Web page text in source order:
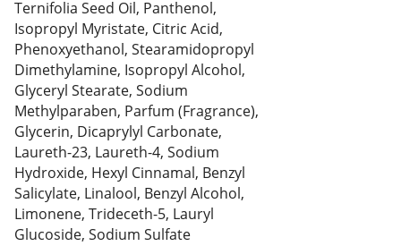
Ternifolia Seed Oil, Panthenol,
Isopropyl Myristate, Citric Acid,
Phenoxyethanol, Stearamidopropyl
Dimethylamine, Isopropyl Alcohol,
Glyceryl Stearate, Sodium
Methylparaben, Parfum (Fragrance),
Glycerin, Dicaprylyl Carbonate,
Laureth-23, Laureth-4, Sodium
Hydroxide, Hexyl Cinnamal, Benzyl
Salicylate, Linalool, Benzyl Alcohol,
Limonene, Trideceth-5, Lauryl
Glucoside, Sodium Sulfate